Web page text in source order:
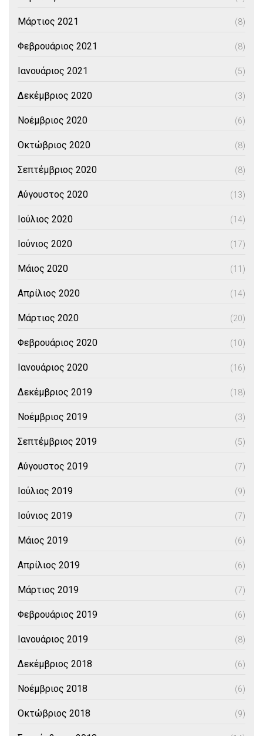
Μάρτιος 2021 (8)
Φεβρουάριος 2021 (8)
Ιανουάριος 2021 (5)
Δεκέμβριος 2020 (3)
Νοέμβριος 2020 (6)
Οκτώβριος 2020 (8)
Σεπτέμβριος 2020 (8)
Αύγουστος 2020 (13)
Ιούλιος 2020 (14)
Ιούνιος 2020 (17)
Μάιος 2020 (11)
Απρίλιος 2020 (14)
Μάρτιος 2020 (20)
Φεβρουάριος 2020 (10)
Ιανουάριος 2020 (16)
Δεκέμβριος 2019 (18)
Νοέμβριος 2019 (3)
Σεπτέμβριος 2019 (5)
Αύγουστος 2019 (7)
Ιούλιος 2019 (9)
Ιούνιος 2019 (7)
Μάιος 2019 (6)
Απρίλιος 2019 (6)
Μάρτιος 2019 (7)
Φεβρουάριος 2019 (6)
Ιανουάριος 2019 (8)
Δεκέμβριος 2018 (6)
Νοέμβριος 2018 (6)
Οκτώβριος 2018 (9)